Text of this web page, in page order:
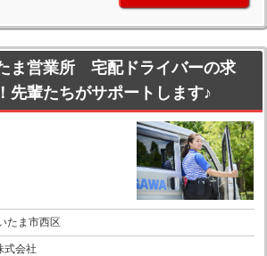
ま営業所 宅配ドライバーの求
先輩たちがサポートします♪
たま市西区
式会社